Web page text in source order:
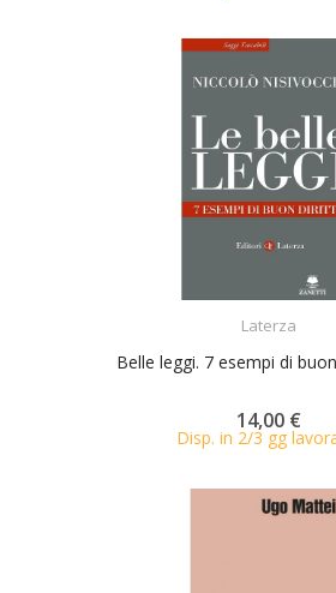
Laterza
Belle leggi. 7 esempi di
14,00 €
Disp. in 2/3 gg